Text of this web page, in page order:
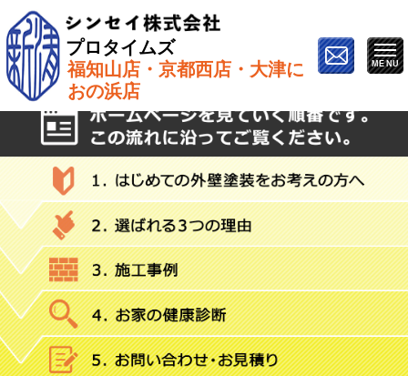
プロタイムズ
福知山店・京都西店・大津に
おの浜店
ホーム»サイディング